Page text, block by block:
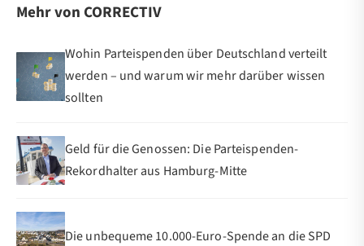
Mehr von CORRECTIV
Wohin Parteispenden über Deutschland verteilt
werden – und warum wir mehr darüber wissen
sollten
Geld für die Genossen: Die Parteispenden-
Rekordhalter aus Hamburg-Mitte
Die unbequeme 10.000-Euro-Spende an die SPD